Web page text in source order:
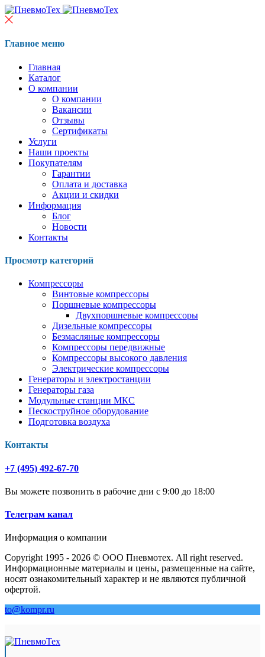
Главное меню
Главная
Каталог
О компании
О компании
Вакансии
Отзывы
Сертификаты
Услуги
Наши проекты
Покупателям
Гарантии
Оплата и доставка
Акции и скидки
Информация
Блог
Новости
Контакты
Просмотр категорий
Компрессоры
Винтовые компрессоры
Поршневые компрессоры
Двухпоршневые компрессоры
Дизельные компрессоры
Безмасляные компрессоры
Компрессоры передвижные
Компрессоры высокого давления
Электрические компрессоры
Генераторы и электростанции
Генераторы газа
Модульные станции МКС
Пескоструйное оборудование
Подготовка воздуха
Контакты
+7 (495) 492-67-70
Вы можете позвонить в рабочие дни с 9:00 до 18:00
Телеграм канал
Информация о компании
Copyright 1995 - 2026 © ООО Пневмотех. All right reserved.
Информационные материалы и цены, размещенные на сайте,
носят ознакомительный характер и не являются публичной
офертой.
to@kompr.ru